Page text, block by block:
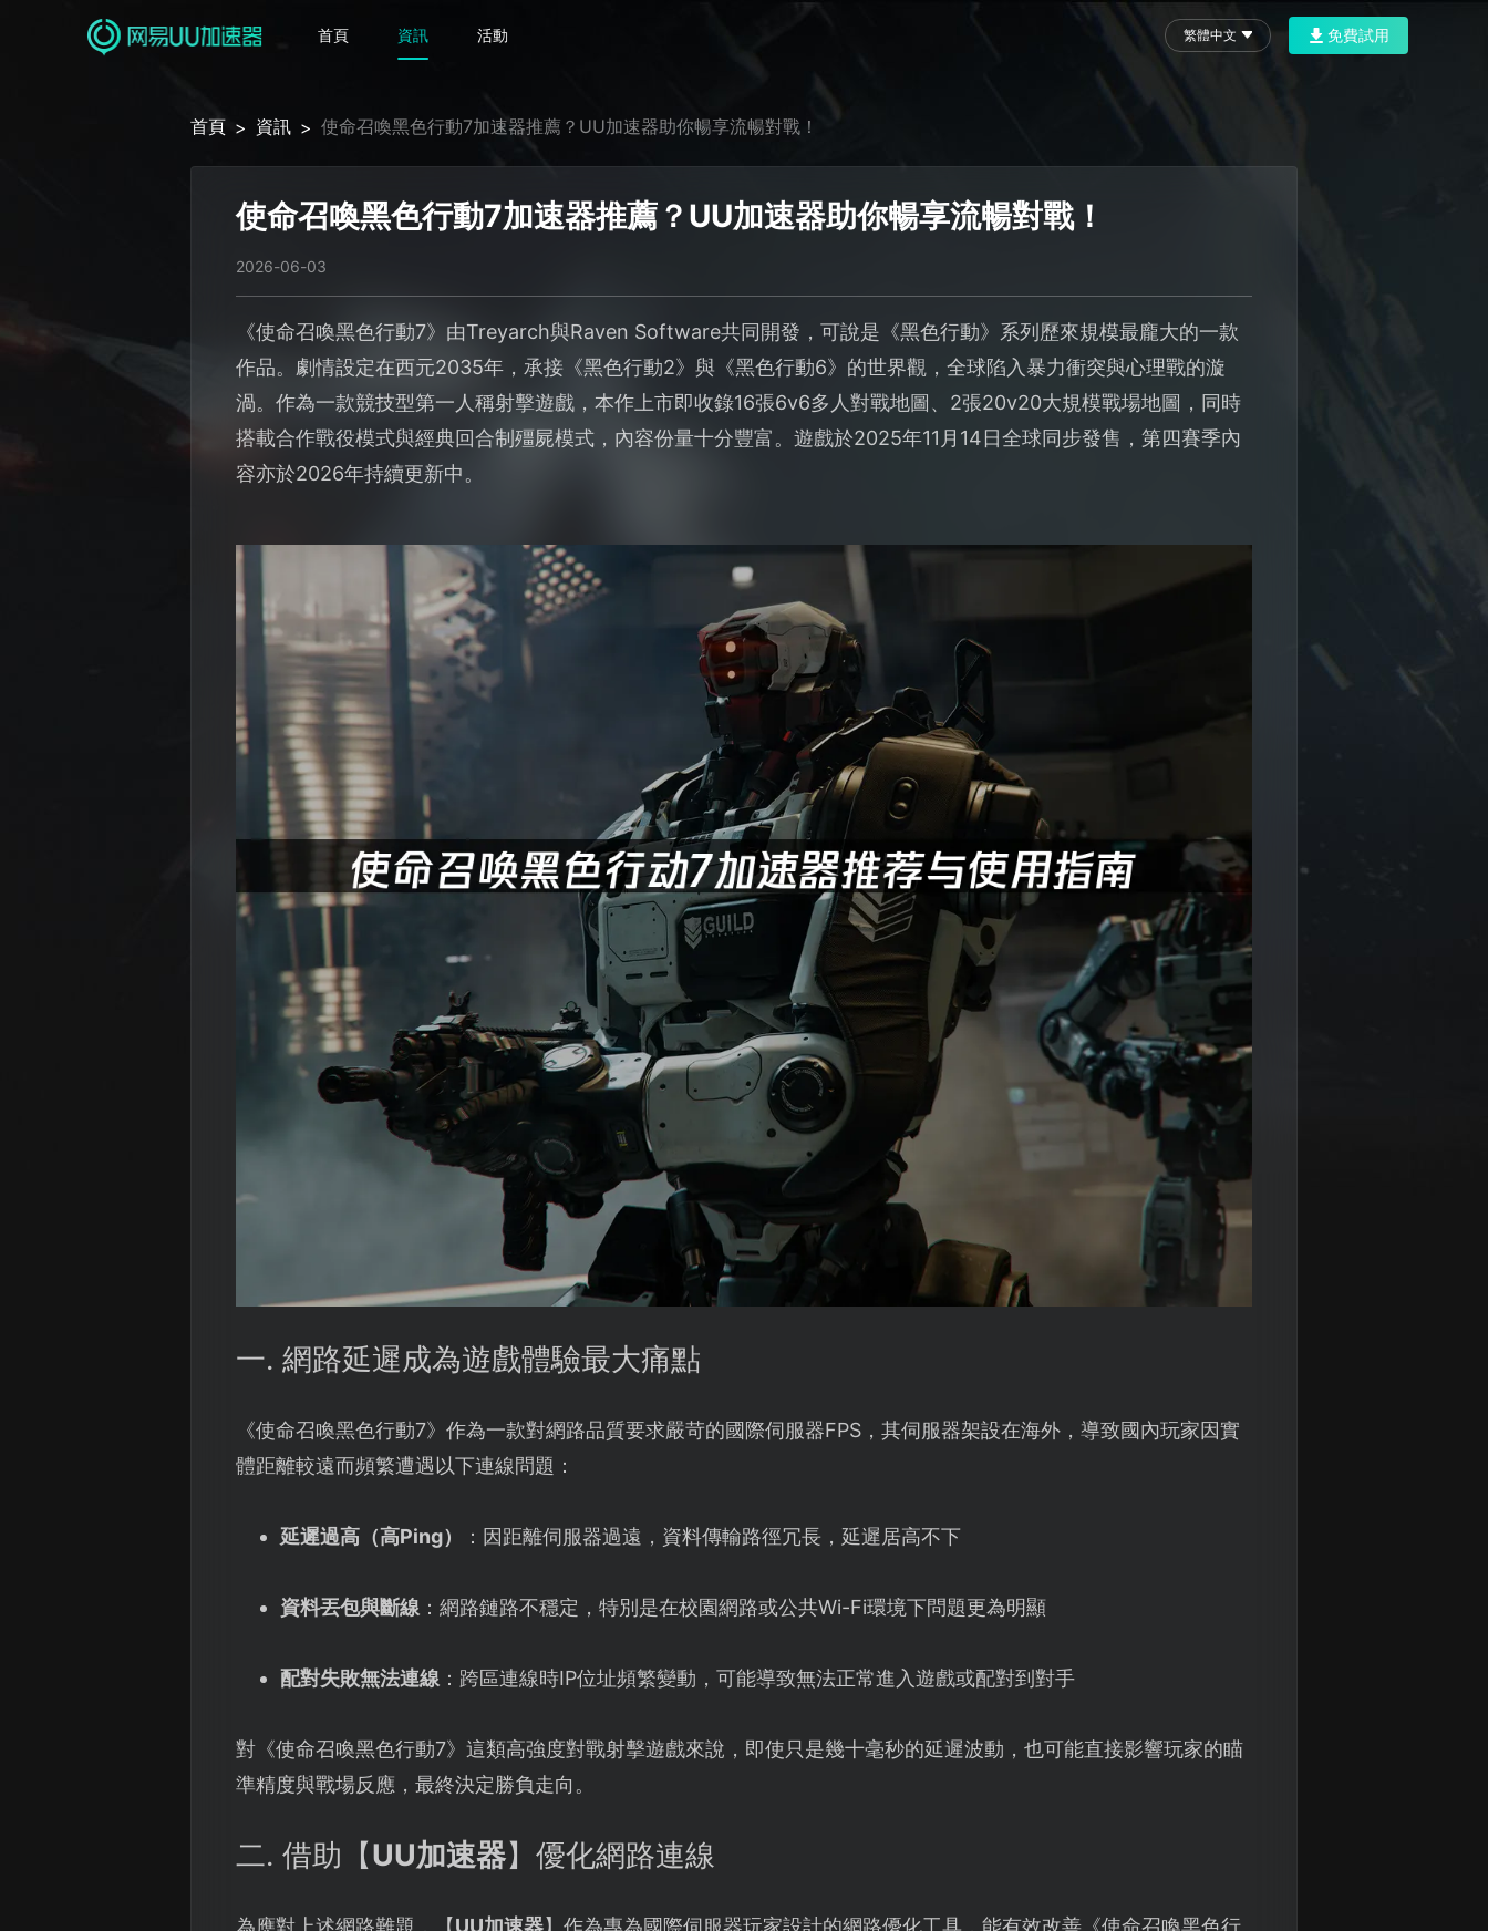
首頁 資訊 活動 繁體中文 免費試用
首頁 > 資訊 > 使命召喚黑色行動7加速器推薦？UU加速器助你暢享流暢對戰！
使命召喚黑色行動7加速器推薦？UU加速器助你暢享流暢對戰！
2026-06-03
《使命召喚黑色行動7》由Treyarch與Raven Software共同開發，可說是《黑色行動》系列歷來規模最龐大的一款
作品。劇情設定在西元2035年，承接《黑色行動2》與《黑色行動6》的世界觀，全球陷入暴力衝突與心理戰的漩
渦。作為一款競技型第一人稱射擊遊戲，本作上市即收錄16張6v6多人對戰地圖、2張20v20大規模戰場地圖，同時
搭載合作戰役模式與經典回合制殭屍模式，內容份量十分豐富。遊戲於2025年11月14日全球同步發售，第四賽季內
容亦於2026年持續更新中。
一. 網路延遲成為遊戲體驗最大痛點
《使命召喚黑色行動7》作為一款對網路品質要求嚴苛的國際伺服器FPS，其伺服器架設在海外，導致國內玩家因實
體距離較遠而頻繁遭遇以下連線問題：
延遲過高（高Ping） ：因距離伺服器過遠，資料傳輸路徑冗長，延遲居高不下
資料丟包與斷線：網路鏈路不穩定，特別是在校園網路或公共Wi-Fi環境下問題更為明顯
配對失敗無法連線：跨區連線時IP位址頻繁變動，可能導致無法正常進入遊戲或配對到對手
對《使命召喚黑色行動7》這類高強度對戰射擊遊戲來說，即使只是幾十毫秒的延遲波動，也可能直接影響玩家的瞄
準精度與戰場反應，最終決定勝負走向。
二. 借助【UU加速器】優化網路連線